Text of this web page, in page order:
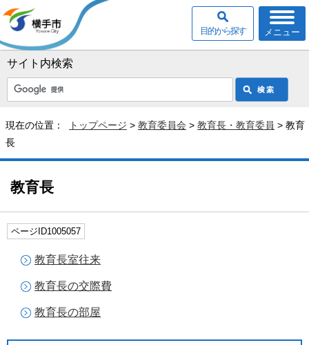
サイト内検索
メニュー
目的から探す
現在の位置： トップページ > 教育委員会 > 教育長・教育委員 > 教育
長
教育長
ページID1005057
教育長室往来
教育長の交際費
教育長の部屋